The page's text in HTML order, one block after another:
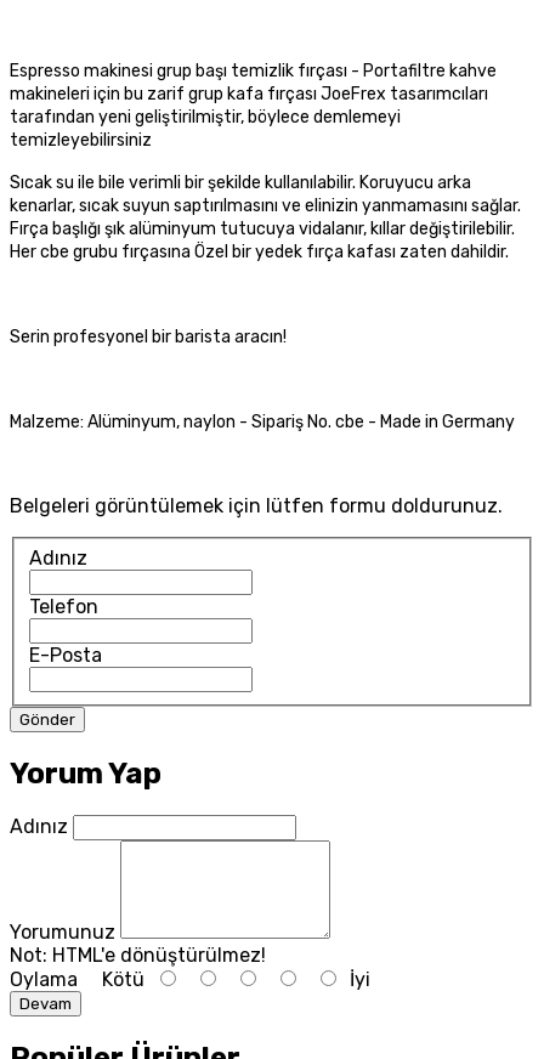
Espresso makinesi grup başı temizlik fırçası - Portafiltre kahve
makineleri için bu zarif grup kafa fırçası JoeFrex tasarımcıları
tarafından yeni geliştirilmiştir, böylece demlemeyi
temizleyebilirsiniz
Sıcak su ile bile verimli bir şekilde kullanılabilir. Koruyucu arka
kenarlar, sıcak suyun saptırılmasını ve elinizin yanmamasını sağlar.
Fırça başlığı şık alüminyum tutucuya vidalanır, kıllar değiştirilebilir.
Her cbe grubu fırçasına Özel bir yedek fırça kafası zaten dahildir.
Serin profesyonel bir barista aracın!
Malzeme: Alüminyum, naylon - Sipariş No. cbe - Made in Germany
Belgeleri görüntülemek için lütfen formu doldurunuz.
Adınız
Telefon
E-Posta
Yorum Yap
Adınız
Yorumunuz
Not: HTML'e dönüştürülmez!
Oylama Kötü İyi
Devam